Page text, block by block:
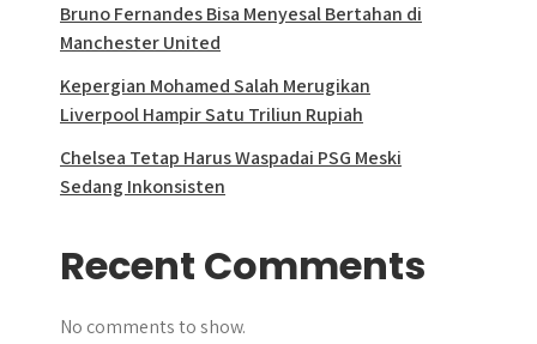
Bruno Fernandes Bisa Menyesal Bertahan di
Manchester United
Kepergian Mohamed Salah Merugikan
Liverpool Hampir Satu Triliun Rupiah
Chelsea Tetap Harus Waspadai PSG Meski
Sedang Inkonsisten
Recent Comments
No comments to show.